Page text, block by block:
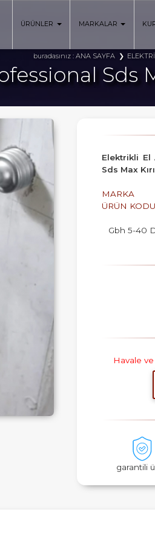
ÜRÜNLER MARKALAR
buradasınız :ANA SAYFA
Sds
Elektrikli El
Sds Max
MARKA
ÜRÜN KODU
Gbh 5-40
Havale
garantili